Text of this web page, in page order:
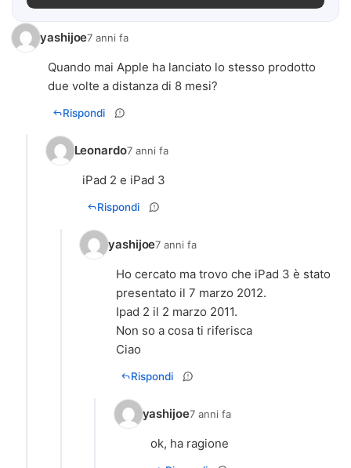
yashijoe7 anni fa
Quando mai Apple ha lanciato lo stesso prodotto
due volte a distanza di 8 mesi?
Rispondi
Leonardo7 anni fa
iPad 2 e iPad 3
Rispondi
yashijoe7 anni fa
Ho cercato ma trovo che iPad 3 è stato
presentato il 7 marzo 2012.
Ipad 2 il 2 marzo 2011.
Non so a cosa ti riferisca
Ciao
Rispondi
yashijoe7 anni fa
ok, ha ragione